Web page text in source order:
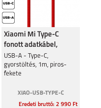
Xiaomi Mi Type-C
fonott adatkábel,
(SJV4110GL)
USB-A - Type-C,
gyorstöltés, 1m, piros-
fekete
XIAO-USB-TYPE-C
Eredeti bruttó: 2 990 Ft